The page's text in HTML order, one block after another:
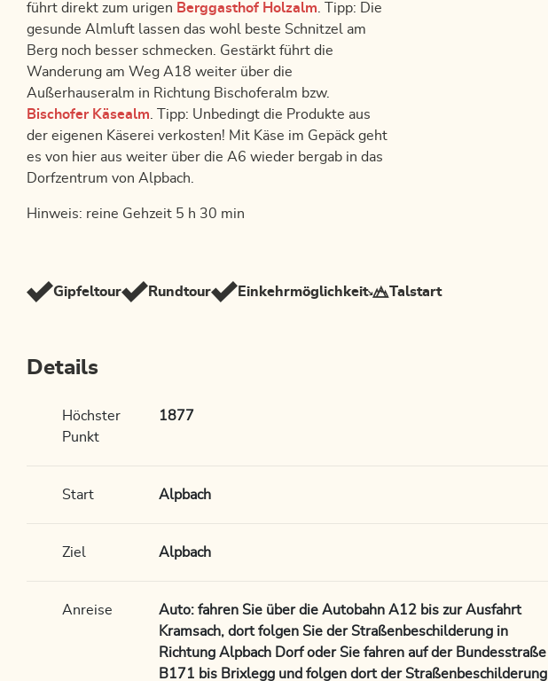
führt direkt zum urigen Berggasthof Holzalm . Tipp: Die
gesunde Almluft lassen das wohl beste Schnitzel am
Berg noch besser schmecken. Gestärkt führt die
Wanderung am Weg A18 weiter über die
Außerhauseralm in Richtung Bischoferalm bzw.
Bischofer Käsealm . Tipp: Unbedingt die Produkte aus
der eigenen Käserei verkosten! Mit Käse im Gepäck geht
es von hier aus weiter über die A6 wieder bergab in das
Dorfzentrum von Alpbach.
Hinweis: reine Gehzeit 5 h 30 min
Gipfeltour Rundtour Einkehrmöglichkeit Talstart
Details
Höchster
Punkt
1877
Start Alpbach
Ziel Alpbach
Anreise
Auto: fahren Sie über die Autobahn A12 bis zur Ausfahrt
Kramsach, dort folgen Sie der Straßenbeschilderung in
Richtung Alpbach Dorf oder Sie fahren auf der Bundesstraße
B171 bis Brixlegg und folgen dort der Straßenbeschilderung